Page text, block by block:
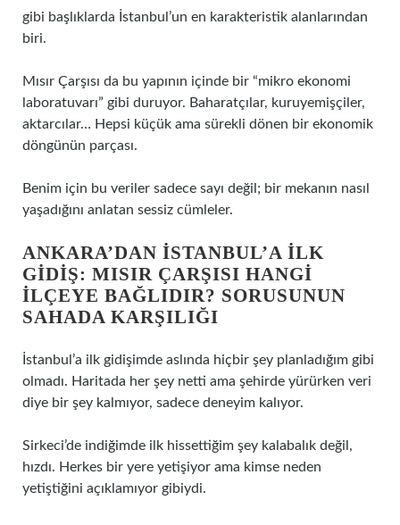
gibi başlıklarda İstanbul’un en karakteristik alanlarından
biri.
Mısır Çarşısı da bu yapının içinde bir “mikro ekonomi
laboratuvarı” gibi duruyor. Baharatçılar, kuruyemişçiler,
aktarcılar… Hepsi küçük ama sürekli dönen bir ekonomik
döngünün parçası.
Benim için bu veriler sadece sayı değil; bir mekanın nasıl
yaşadığını anlatan sessiz cümleler.
ANKARA’DAN İSTANBUL’A ILK
GIDIŞ: MISIR ÇARŞISI HANGI
ILÇEYE BAĞLIDIR? SORUSUNUN
SAHADA KARŞILIĞI
İstanbul’a ilk gidişimde aslında hiçbir şey planladığım gibi
olmadı. Haritada her şey netti ama şehirde yürürken veri
diye bir şey kalmıyor, sadece deneyim kalıyor.
Sirkeci’de indiğimde ilk hissettiğim şey kalabalık değil,
hızdı. Herkes bir yere yetişiyor ama kimse neden
yetiştiğini açıklamıyor gibiydi.